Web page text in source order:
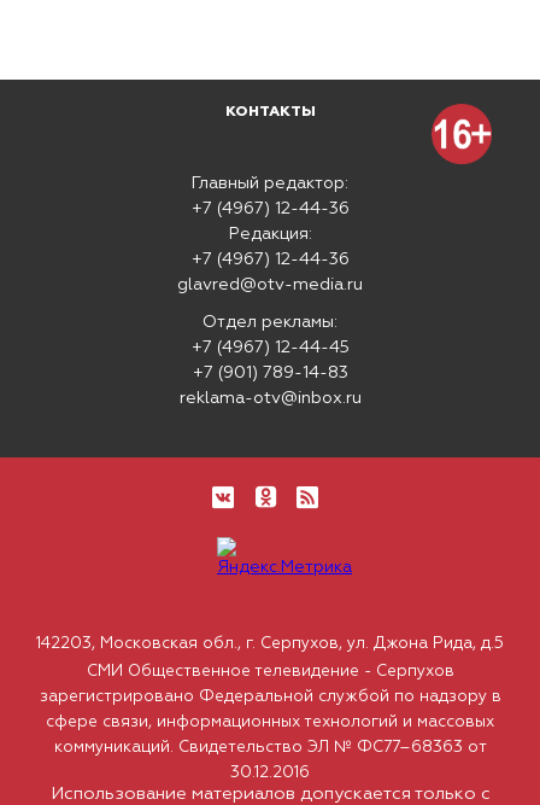
КОНТАКТЫ
Главный редактор:
+7 (4967) 12-44-36
Редакция:
+7 (4967) 12-44-36
glavred@otv-media.ru
Отдел рекламы:
+7 (4967) 12-44-45
+7 (901) 789-14-83
reklama-otv@inbox.ru
Использование материалов допускается только с
142203, Московская обл., г. Серпухов, ул. Джона Рида, д.5
СМИ Общественное телевидение - Серпухов
зарегистрировано Федеральной службой по надзору в
сфере связи, информационных технологий и массовых
коммуникаций. Свидетельство ЭЛ № ФС77–68363 от
30.12.2016